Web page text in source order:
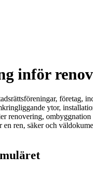
inför
företag,
ytor,
renovering,
ren, säker och